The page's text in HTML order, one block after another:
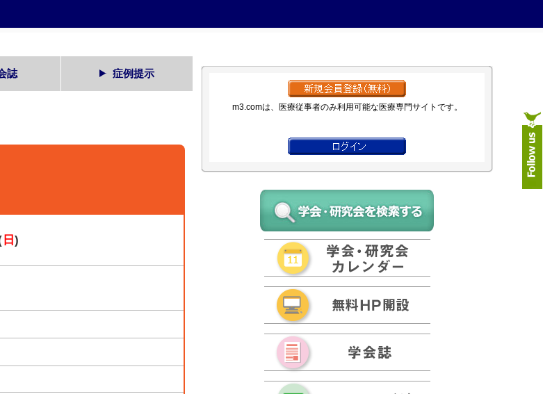
誌 症例提示
日)
m3.comは、医療従事者のみ利用可能な医療専門サイトです。